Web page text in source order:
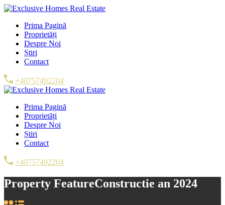
Prima Pagină
Proprietăți
Despre Noi
Știri
Contact
+40757492204
Prima Pagină
Proprietăți
Despre Noi
Știri
Contact
+40757492204
Property FeatureConstructie an 2024